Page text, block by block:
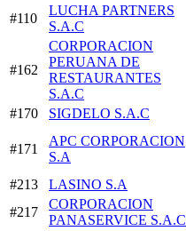
#110
LUCHA PARTNERS
S.A.C
#162
CORPORACION
PERUANA DE
RESTAURANTES
S.A.C
#170 SIGDELO S.A.C
#171
APC CORPORACION
S.A
#213 LASINO S.A
#217
CORPORACION
PANASERVICE S.A.C